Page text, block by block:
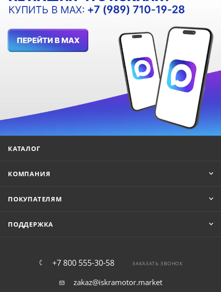
КАТАЛОГ
КОМПАНИЯ
ПОКУПАТЕЛЯМ
ПОДДЕРЖКА
+7 800 555-30-58 ЗАКАЗАТЬ ЗВОНОК
zakaz@iskramotor.market